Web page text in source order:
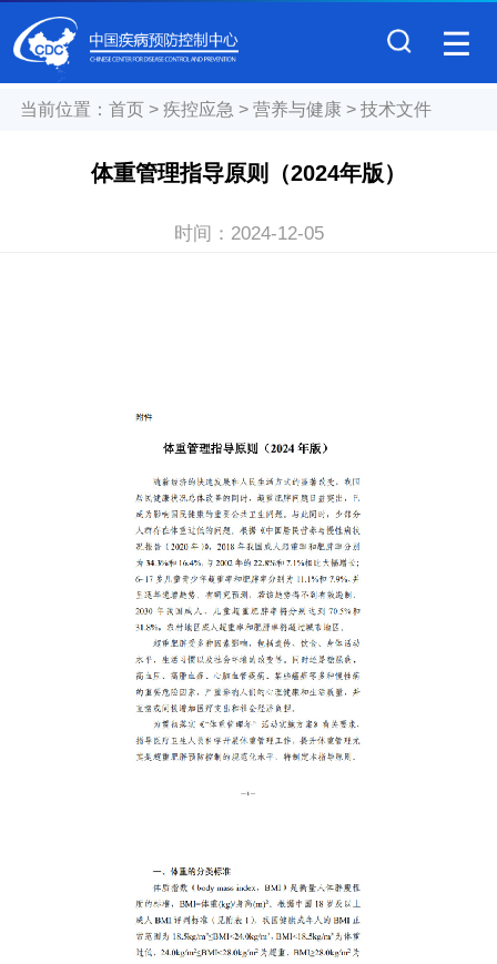
当前位置： 首页> 疾控应急 > 营养与健康 > 技术文件
体重管理指导原则（2024年版）
时间： 2024-12-05